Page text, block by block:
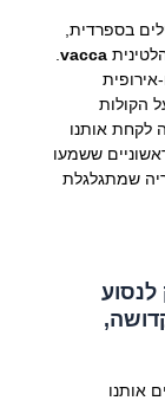
בספרדית,
vacca
.
הקולות
לקחת אותנו
ששמעו
שמתגלגלת
אותנו